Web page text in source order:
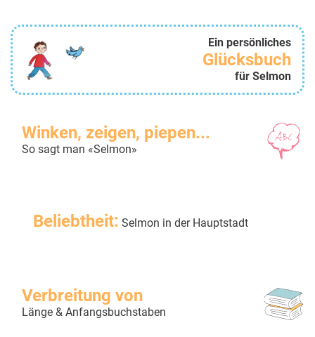
Ein persönliches
Glücksbuch
für Selmon
Winken, zeigen, piepen...
So sagt man «Selmon»
Beliebtheit: Selmon in der Hauptstadt
Verbreitung von
Länge & Anfangsbuchstaben